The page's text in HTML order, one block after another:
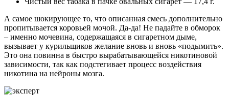
А самое шокирующее то, что описанная смесь дополнительно
пропитывается коровьей мочой. Да-да! Не падайте в обморок
– именно мочевина, содержащаяся в сигаретном дыме,
вызывает у курильщиков желание вновь и вновь «подымить».
Это она повинна в быстро вырабатывающейся никотиновой
зависимости, так как подстегивает процесс воздействия
никотина на нейроны мозга.